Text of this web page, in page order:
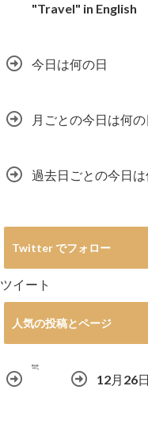
"Travel" in English
今日は何の日
月ごとの今日は何の
過去日ごとの今日は
Twitter でフォロー
ツイート
人気の投稿とページ
12月26